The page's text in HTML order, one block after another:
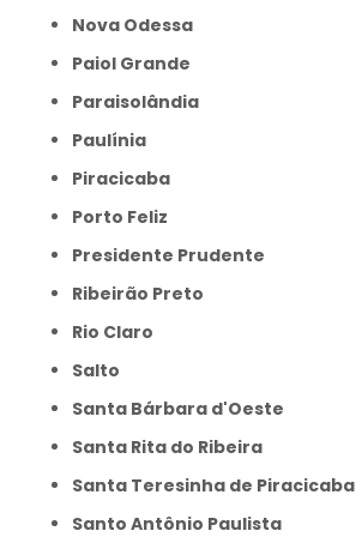
Nova Odessa
Paiol Grande
Paraisolândia
Paulínia
Piracicaba
Porto Feliz
Presidente Prudente
Ribeirão Preto
Rio Claro
Salto
Santa Bárbara d'Oeste
Santa Rita do Ribeira
Santa Teresinha de Piracicaba
Santo Antônio Paulista